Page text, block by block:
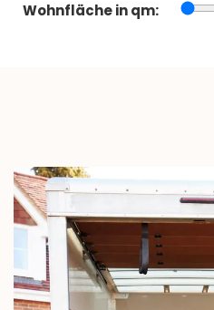
Wohnfläche in qm: